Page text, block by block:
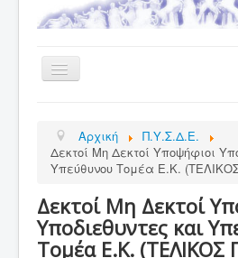
Εναλλαγή
πλοήγησης
Υπηρεσία Ενημέρωσης
Τελευταία νέα
Σχολεία
Εκδρομές
Αρχική
Π.Υ.Σ.Δ.Ε.
Δεκτοί Μη Δεκτοί Υποψήφιοι
Υπεύθυνου Τομέα Ε.Κ.
Δεκτοί Μη Δεκτοί
Υποδιεθυντες και
Τομέα Ε.Κ. (ΤΕΛΙΚΟΣ